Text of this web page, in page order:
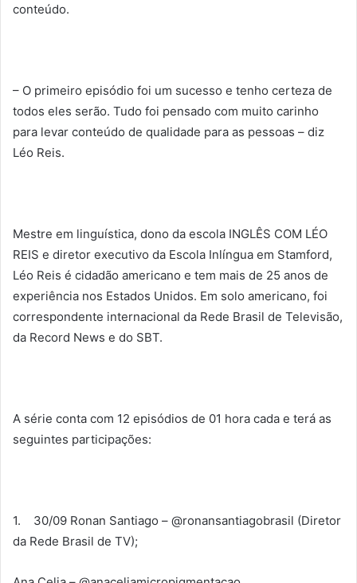
conteúdo.
– O primeiro episódio foi um sucesso e tenho certeza de
todos eles serão. Tudo foi pensado com muito carinho
para levar conteúdo de qualidade para as pessoas – diz
Léo Reis.
Mestre em linguística, dono da escola INGLÊS COM LÉO
REIS e diretor executivo da Escola Inlíngua em Stamford,
Léo Reis é cidadão americano e tem mais de 25 anos de
experiência nos Estados Unidos. Em solo americano, foi
correspondente internacional da Rede Brasil de Televisão,
da Record News e do SBT.
A série conta com 12 episódios de 01 hora cada e terá as
seguintes participações:
1. 30/09 Ronan Santiago – @ronansantiagobrasil (Diretor
da Rede Brasil de TV);